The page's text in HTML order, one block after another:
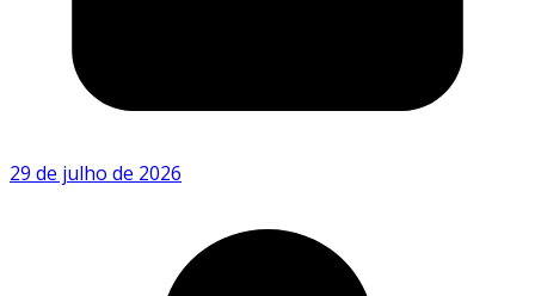
29 de julho de 2026